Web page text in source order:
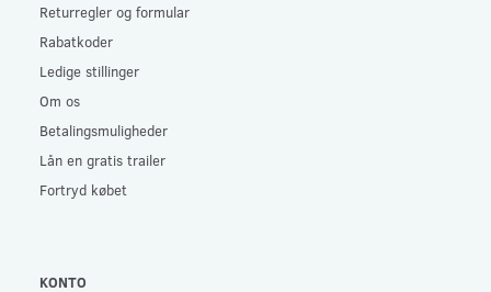
Returregler og formular
Rabatkoder
Ledige stillinger
Om os
Betalingsmuligheder
Lån en gratis trailer
Fortryd købet
KONTO